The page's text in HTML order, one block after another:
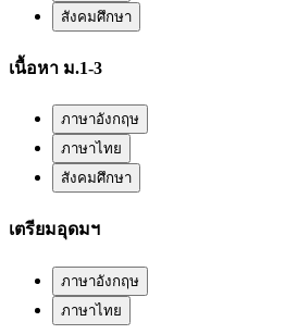
สังคมศึกษา
เนื้อหา ม.1-3
ภาษาอังกฤษ
ภาษาไทย
สังคมศึกษา
เตรียมอุดมฯ
ภาษาอังกฤษ
ภาษาไทย